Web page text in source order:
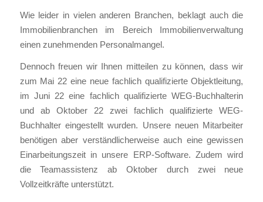
Wie leider in vielen anderen Branchen, beklagt auch die
Immobilienbranchen im Bereich Immobilienverwaltung
einen zunehmenden Personalmangel.
Dennoch freuen wir Ihnen mitteilen zu können, dass wir
zum Mai 22 eine neue fachlich qualifizierte Objektleitung,
im Juni 22 eine fachlich qualifizierte WEG-Buchhalterin
und ab Oktober 22 zwei fachlich qualifizierte WEG-
Buchhalter eingestellt wurden. Unsere neuen Mitarbeiter
benötigen aber verständlicherweise auch eine gewissen
Einarbeitungszeit in unsere ERP-Software. Zudem wird
die Teamassistenz ab Oktober durch zwei neue
Vollzeitkräfte unterstützt.